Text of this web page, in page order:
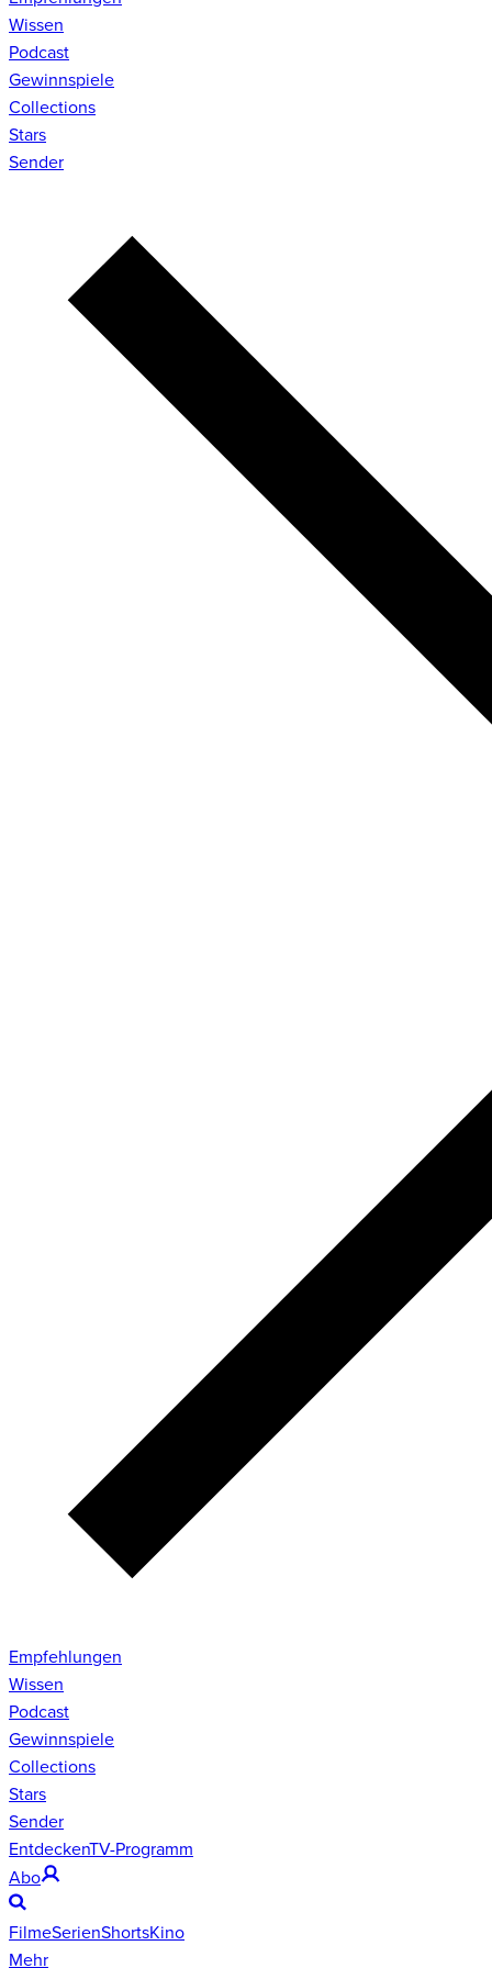
Wissen
Podcast
Gewinnspiele
Collections
Stars
Sender
Empfehlungen
Wissen
Podcast
Gewinnspiele
Collections
Stars
Sender
EntdeckenTV-Programm
Abo
FilmeSerienShortsKino
Mehr